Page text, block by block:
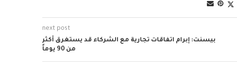
next post
بيسنت: إبرام اتفاقات تجارية مع الشركاء قد يستغرق أكثر
من 90 يوماً